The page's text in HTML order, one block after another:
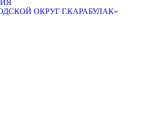
ОКРУГ Г.КАРАБУЛАК»